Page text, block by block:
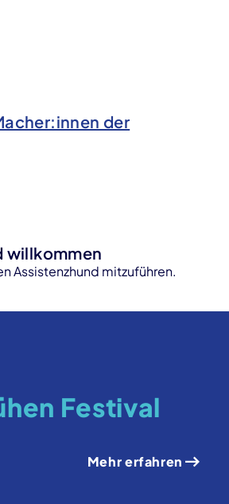
der
willkommen
Assistenzhund mitzuführen.
Festival
Mehr erfahren